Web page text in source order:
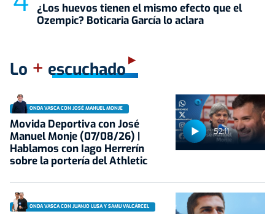
¿Los huevos tienen el mismo efecto que el
Ozempic? Boticaria García lo aclara
Lo + escuchado
52:11
ONDA VASCA CON JOSÉ MANUEL MONJE
Movida Deportiva con José
Manuel Monje (07/08/26) |
Hablamos con Iago Herrerín
sobre la portería del Athletic
ONDA VASCA CON JUANJO LUSA Y SAMU VALCÁRCEL